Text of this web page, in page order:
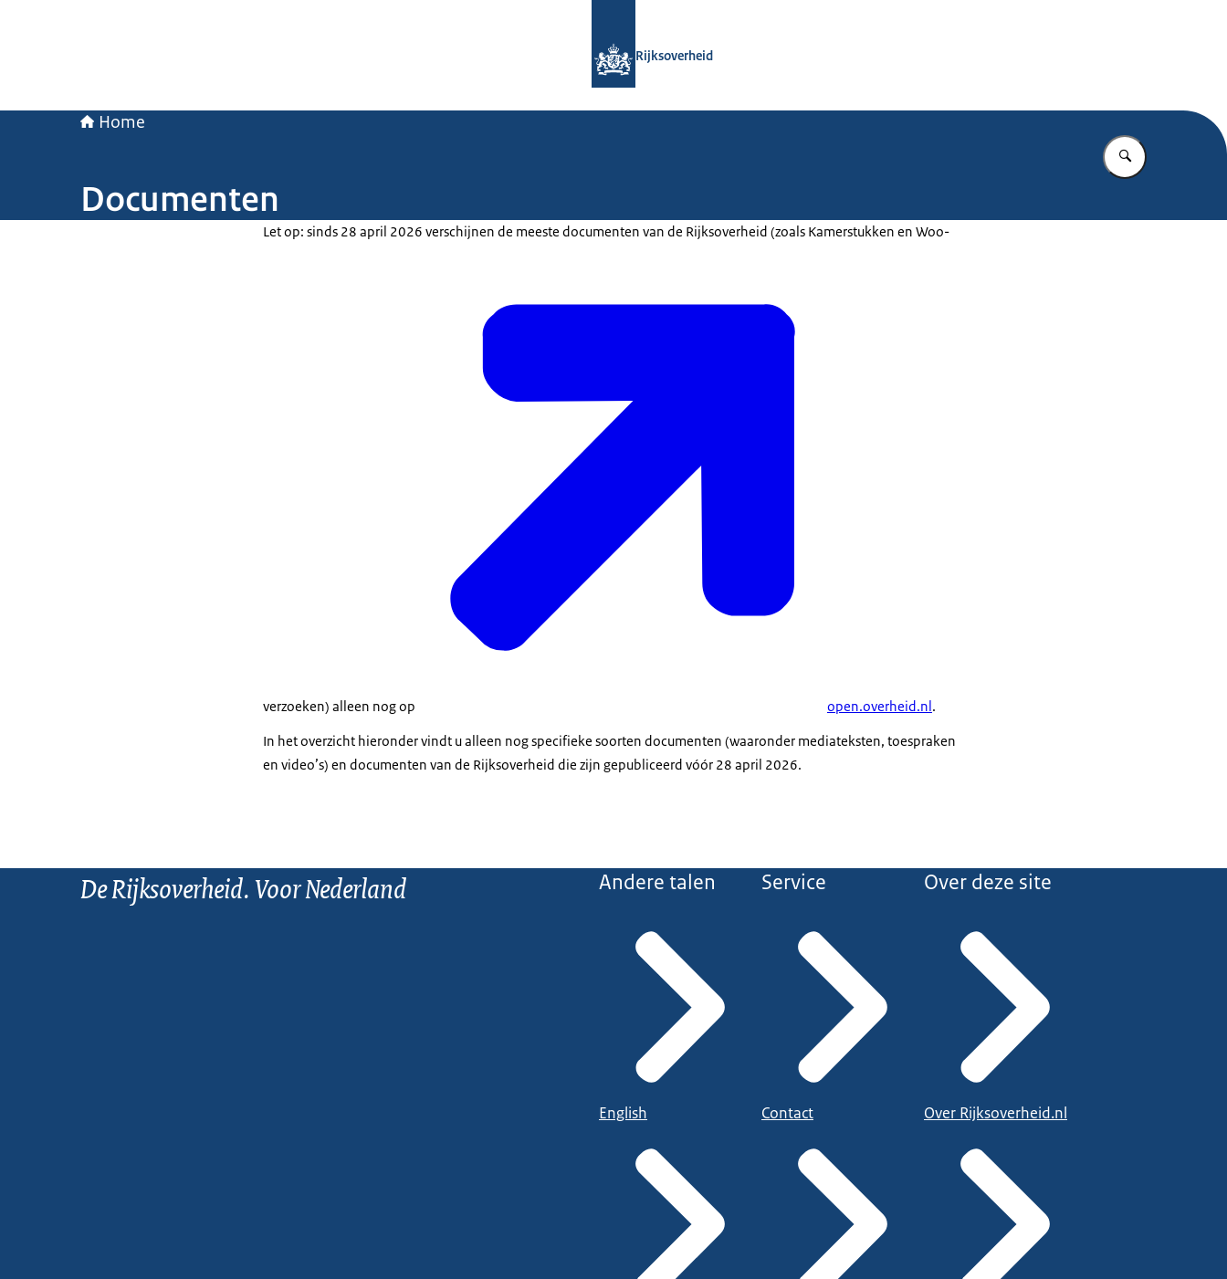
Rijksoverheid
Home
Vul in wat u
Documenten
Let op: sinds 28 april 2026 verschijnen de meeste documenten van de Rijksoverheid (zoals Kamerstukken en Woo-
verzoeken) alleen nog op open.overheid.nl.
In het overzicht hieronder vindt u alleen nog specifieke soorten documenten (waaronder mediateksten, toespraken
en video’s) en documenten van de Rijksoverheid die zijn gepubliceerd vóór 28 april 2026.
De Rijksoverheid. Voor Nederland Andere talen
English
Service
Contact
Over deze site
Over Rijksoverheid.nl